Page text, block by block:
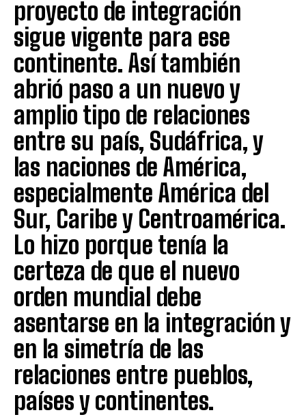
proyecto de integración
sigue vigente para ese
continente. Así también
abrió paso a un nuevo y
amplio tipo de relaciones
entre su país, Sudáfrica, y
las naciones de América,
especialmente América del
Sur, Caribe y Centroamérica.
Lo hizo porque tenía la
certeza de que el nuevo
orden mundial debe
asentarse en la integración y
en la simetría de las
relaciones entre pueblos,
países y continentes.